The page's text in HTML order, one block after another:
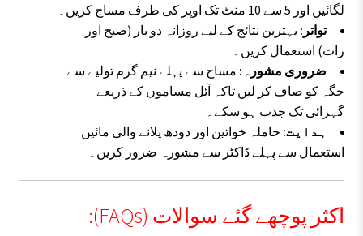
لگائیں اور 5 سے 10 منٹ تک اوپر کی طرف مساج کریں۔
تواتر: بہترین نتائج کے لیے روزانہ دو بار (صبح اور
رات) استعمال کریں۔
ضروری مشورہ: مساج سے پہلے نیم گرم تولیے سے
جگہ کو صاف کر لیں تاکہ آئل مساموں کے ذریعے
گہرائی تک جذب ہو سکے۔
ہدایت: حاملہ خواتین اور دودھ پلانے والی مائیں
استعمال سے پہلے ڈاکٹر سے مشورہ ضرور کریں۔
اکثر پوچھے گئے سوالات (FAQs):